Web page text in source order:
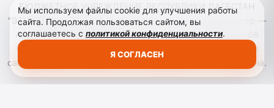
БЮДЖЕТНОЕ УЧРЕЖДЕНИЕ РЕСПУБЛИКИ ДАГЕСТАН
"ЭТНОМЕДИАХОЛДИНГ "ДАГЕСТАН". Главный редактор —
Аврумов Моисей Давидович, Телефон: +7964 004 41 86
vatan@etnomediadag.ru При использовании материалов
сайта активная гиперссылка на gazetavatan.ru обязательна.
Мы используем файлы cookie для улучшения работы
сайта. Продолжая пользоваться сайтом, вы
соглашаетесь с политикой конфиденциальности.
Я СОГЛАСЕН